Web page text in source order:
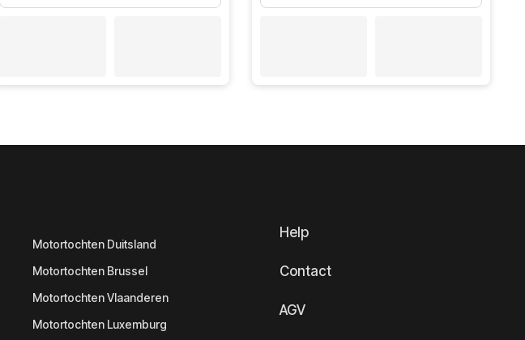
Motortochten Duitsland
Motortochten Brussel
Motortochten Vlaanderen
Motortochten Luxemburg
Help
Contact
AGV